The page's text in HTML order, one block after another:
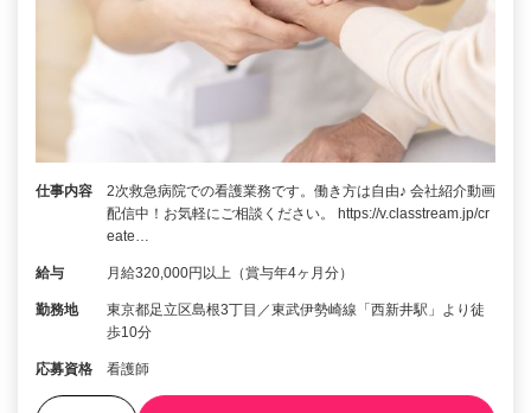
仕事内容
2次救急病院での看護業務です。働き方は自由♪ 会社紹介動画
配信中！お気軽にご相談ください。 https://v.classtream.jp/cr
eate…
給与 月給320,000円以上（賞与年4ヶ月分）
勤務地
東京都足立区島根3丁目／東武伊勢崎線「西新井駅」より徒
歩10分
応募資格 看護師